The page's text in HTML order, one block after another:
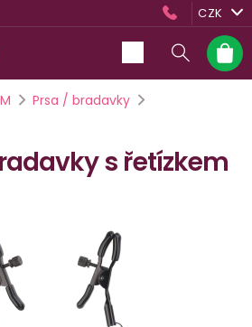
CZK
košík
Prsa / bradavky
s řetízkem